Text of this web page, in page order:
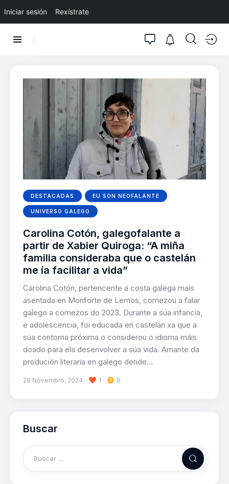
Iniciar sesión Rexístrate
DESTACADAS EU SON NEOFALANTE
UNIVERSO GALEGO
Carolina Cotón, galegofalante a
partir de Xabier Quiroga: “A miña
familia consideraba que o castelán
me ía facilitar a vida”
Carolina Cotón, pertencente á costa galega mais
asentada en Monforte de Lemos, comezou a falar
galego a comezos do 2023. Durante a súa infancia,
e adolescencia, foi educada en castelán xa que a
súa contorna próxima o considerou o idioma máis
doado para ela desenvolver a súa vida. Amante da
produción literaria en galego dende…
28 Novembro, 2024 1 0
Buscar